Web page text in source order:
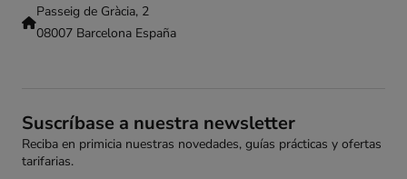
Passeig de Gràcia, 2
08007 Barcelona España
Suscríbase a nuestra newsletter
Reciba en primicia nuestras novedades, guías prácticas y ofertas
tarifarias.